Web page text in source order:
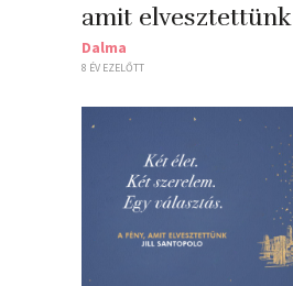
amit elvesztettünk
Dalma
8 ÉV EZELŐTT